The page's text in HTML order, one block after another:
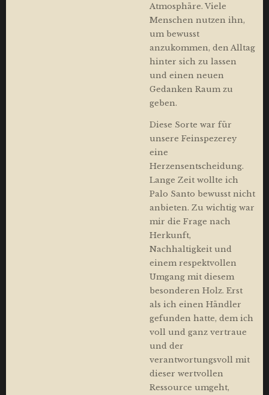
Atmosphäre. Viele
Menschen nutzen ihn,
um bewusst
anzukommen, den Alltag
hinter sich zu lassen
und einen neuen
Gedanken Raum zu
geben.
Diese Sorte war für
unsere Feinspezerey
eine
Herzensentscheidung.
Lange Zeit wollte ich
Palo Santo bewusst nicht
anbieten. Zu wichtig war
mir die Frage nach
Herkunft,
Nachhaltigkeit und
einem respektvollen
Umgang mit diesem
besonderen Holz. Erst
als ich einen Händler
gefunden hatte, dem ich
voll und ganz vertraue
und der
verantwortungsvoll mit
dieser wertvollen
Ressource umgeht,